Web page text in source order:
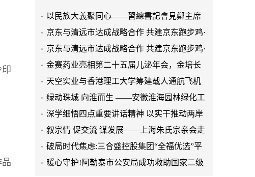
提出兩岸關系四點重要意見
京东与清远市达成战略合作 共建京东跑步鸡·
清远鸡标准体系
京东与清远市达成战略合作 共建京东跑步鸡·
清远鸡标准体系
金赛药业亮相第二十五届儿泌年会，金培长
效生长激素成临床优选
天空实业与香港理工大学筹建载人通航飞机
研究院
绿动珠城 向淮而生 ——安徽淮海园林绿化工
程有限公司发展纪实
深学细悟四点重要讲话精神 以实干推动两岸
融合发展
叙宗情 促交流 谋发展——上海朱氏宗亲会走
进上海晨烨家具有限公司
破局时代焦虑:三合盛控股集团“全福优选”平
台正式启航
暖心守护!阿勒泰市公安局成功救助国家二级
保护动物黑鸢
以民族大義聚同心——習總書記會見鄭主席